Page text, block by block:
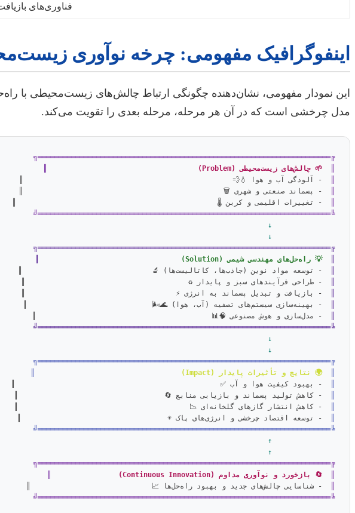
فناوری‌های
اینفوگرافیک مفهومی: چرخه نوآوری
این نمودار مفهومی، نشان‌دهنده چگونگی ارتباط چالش‌های زیست‌محیطی با
مدل چرخشی است که در آن هر مرحله، مرحله بعدی را تقویت می‌کند.
╔══════════════════════════════════════════════════════════════════════╗
🌱 چالش‌های زیست‌محیطی (Problem)
- آلودگی آب و هوا 💧💨                                                  ║
- پسماند صنعتی و شهری 🗑️                                                ║
- تغییرات اقلیمی و کربن 🌡️                                                ║
╚══════════════════════════════════════════════════════════════════════╝
  ↓
  ↓
╔══════════════════════════════════════════════════════════════════════╗
║ 💡 راه‌حل‌های مهندسی شیمی (Solution)
- توسعه مواد نوین (جاذب‌ها، کاتالیست‌ها) 🔬                               ║
- طراحی فرآیندهای سبز و پایدار ♻️                                       ║
- بازیافت و تبدیل پسماند به انرژی ⚡                                    ║
- بهینه‌سازی سیستم‌های تصفیه (آب، هوا) 🌊🌬️                              ║
- مدل‌سازی و هوش مصنوعی 🧠📊                                          ║
╚══════════════════════════════════════════════════════════════════════╝
  ↓
  ↓
╔══════════════════════════════════════════════════════════════════════╗
║ 🌍 نتایج و تأثیرات پایدار (Impact)
- بهبود کیفیت هوا و آب ✅                                                 ║
- کاهش تولید پسماند و بازیابی منابع 🔄                                   ║
- کاهش انتشار گازهای گلخانه‌ای 📉                                         ║
- توسعه اقتصاد چرخشی و انرژی‌های پاک ☀️                                   ║
╚══════════════════════════════════════════════════════════════════════╝
  ↑
  ↑
╔══════════════════════════════════════════════════════════════════════╗
🔄 بازخورد و نوآوری مداوم (Continuous Innovation)
- شناسایی چالش‌های جدید و بهبود راه‌حل‌ها 📈                             ║
╚══════════════════════════════════════════════════════════════════════╝